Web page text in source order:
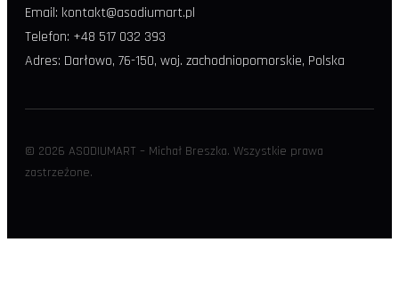
Email: kontakt@asodiumart.pl
Telefon: +48 517 032 393
Adres: Darłowo, 76-150, woj. zachodniopomorskie, Polska
© 2026 ASODIUMART – Michał Breszka. Wszystkie prawa
zastrzeżone.